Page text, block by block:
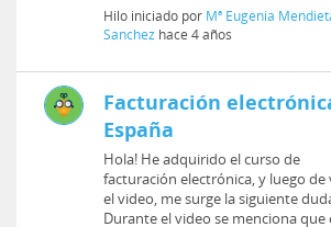
Hilo iniciado por Mª Eugenia
Sanchez hace 4 años
Facturación
España
Hola! He adquirido el curso de
facturación electrónica, y luego de
el video, me surge la siguiente
Durante el video se menciona que